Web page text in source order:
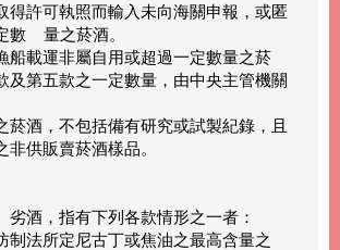
得許可執照而輸入未向海關申報，或匿
數 量之菸酒。
船載運非屬自用或超過一定數量之菸
及第五款之一定數量，由中央主管機關
菸酒，不包括備有研究或試製紀錄，且
非供販賣菸酒樣品。
劣酒，指有下列各款情形之一者：
制法所定尼古丁或焦油之最高含量之